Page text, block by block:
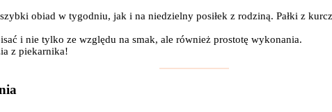
obiad w tygodniu, jak i na niedzielny posiłek z rodziną. Pałki z
i nie tylko ze względu na smak, ale również prostotę wykonania.
z piekarnika!